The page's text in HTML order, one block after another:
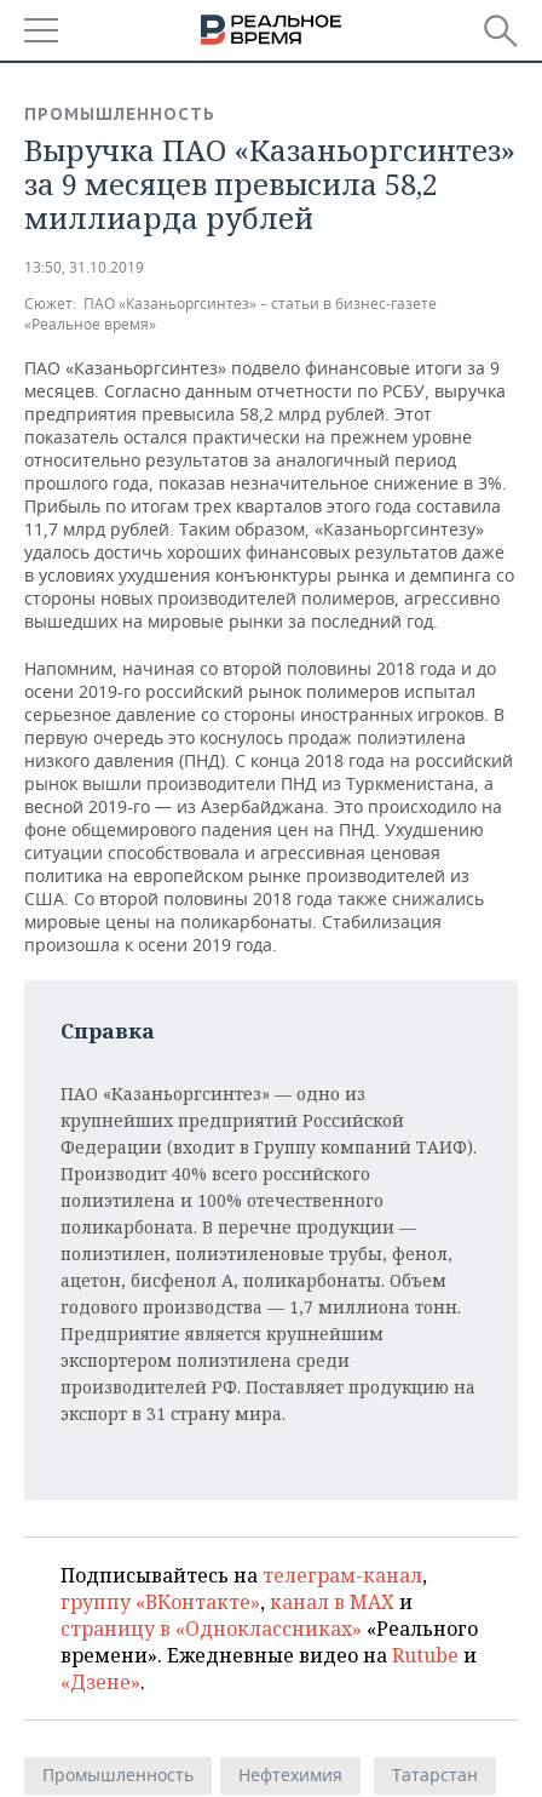
БАШКОРТОСТАН
ТАТАРСТАН
НОВОСТИ
АНАЛИТИКА
ДЕКЛАРАЦИИ О ДОХОДАХ
КОРОЛИ ГОСЗАКАЗА ПФО
ВУЗЫ ТАТАРСТАНА
КОМУ ПРИНАДЛЕЖАТ
ТОРГОВЫЕ ЦЕНТРЫ
ТАТАРСТАНА
НОВОСТИ ЭКОНОМИКИ
ФИНАНСЫ
БАНКИ
БЮДЖЕТ
ИНВЕСТИЦИИ
ПРОМЫШЛЕННОСТЬ
НОВОСТИ
ПРОМЫШЛЕННОСТИ
АГРОПРОМ
МАШИНОСТРОЕНИЕ
НЕФТЕХИМИЯ
НЕФТЬ
ОПК
ЭНЕРГЕТИКА
НЕДВИЖИМОСТЬ
НОВОСТИ НЕДВИЖИМОСТИ
АВТО
НОВОСТИ АВТО
БИЗНЕС
НОВОСТИ БИЗНЕСА
РОЗНИЧНАЯ ТОРГОВЛЯ
УСЛУГИ
ТЕХНОЛОГИИ
НОВОСТИ ТЕХНОЛОГИЙ
МЕДИА
ТЕЛЕКОММУНИКАЦИИ
МЕРОПРИЯТИЯ
ВЫЕЗДНАЯ РЕДАКЦИЯ
БИЗНЕС-БРАНЧИ
ONLINE-КОНФЕРЕНЦИИ
ОТКРЫТАЯ ЛЕКЦИЯ
НОВОСТИ СПОРТА
ФУТБОЛ
ХОККЕЙ
БАСКЕТБОЛ
ВОЛЕЙБОЛ
ФИГУРНОЕ КАТАНИЕ
ВОДНЫЕ ВИДЫ СПОРТА
ХОККЕЙ С МЯЧОМ
ОБЩЕСТВО
НОВОСТИ ОБЩЕСТВА
ВЛАСТЬ
ИНФРАСТРУКТУРА
ИСТОРИЯ
МЕДИЦИНА
ОБРАЗОВАНИЕ
ПРОИСШЕСТВИЯ
ФОТОГАЛЕРЕЯ
СЮЖЕТЫ
СПРАВОЧНИК
СПИСОК ПЕРСОН
ПОЛНАЯ ВЕРСИЯ
ПРОМЫШЛЕННОСТЬ
Выручка ПАО «Казаньоргсинтез»
за 9 месяцев превысила 58,2
миллиарда рублей
13:50, 31.10.2019
Сюжет: ПАО «Казаньоргсинтез» – статьи в бизнес-газете
«Реальное время»
ПАО «Казаньоргсинтез» подвело финансовые итоги за 9
месяцев. Согласно данным отчетности по РСБУ, выручка
предприятия превысила 58,2 млрд рублей. Этот
показатель остался практически на прежнем уровне
относительно результатов за аналогичный период
прошлого года, показав незначительное снижение в 3%.
Прибыль по итогам трех кварталов этого года составила
11,7 млрд рублей. Таким образом, «Казаньоргсинтезу»
удалось достичь хороших финансовых результатов даже
в условиях ухудшения конъюнктуры рынка и демпинга со
стороны новых производителей полимеров, агрессивно
вышедших на мировые рынки за последний год.
Напомним, начиная со второй половины 2018 года и до
осени 2019-го российский рынок полимеров испытал
серьезное давление со стороны иностранных игроков. В
первую очередь это коснулось продаж полиэтилена
низкого давления (ПНД). С конца 2018 года на российский
рынок вышли производители ПНД из Туркменистана, а
весной 2019-го — из Азербайджана. Это происходило на
фоне общемирового падения цен на ПНД. Ухудшению
ситуации способствовала и агрессивная ценовая
политика на европейском рынке производителей из
США. Со второй половины 2018 года также снижались
мировые цены на поликарбонаты. Стабилизация
произошла к осени 2019 года.
Справка
ПАО «Казаньоргсинтез» — одно из
крупнейших предприятий Российской
Федерации (входит в Группу компаний ТАИФ).
Производит 40% всего российского
полиэтилена и 100% отечественного
поликарбоната. В перечне продукции —
полиэтилен, полиэтиленовые трубы, фенол,
ацетон, бисфенол А, поликарбонаты. Объем
годового производства — 1,7 миллиона тонн.
Предприятие является крупнейшим
экспортером полиэтилена среди
производителей РФ. Поставляет продукцию на
экспорт в 31 страну мира.
Подписывайтесь на телеграм-канал,
группу «ВКонтакте»,канал в MAXи
страницу в «Одноклассниках» «Реального
времени». Ежедневные видео наRutube и
«Дзене».
Промышленность Нефтехимия Татарстан